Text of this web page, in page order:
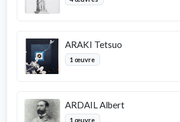
ARAKI Tetsuo
1 œuvre
ARDAIL Albert
1 œuvre